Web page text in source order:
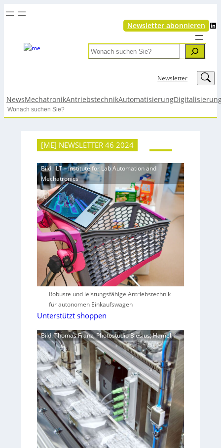
Newsletter abonnieren LinkedIn
Search
Newsletter LinkedIn
NewsMechatronikAntriebstechnikAutomatisierung
Search
[ME] NEWSLETTER 46 2024
Bild: ILT – Institute for Lab Automation and
Mechatronics
Robuste und leistungsfähige Antriebstechnik
für autonomen Einkaufswagen
Unterstützt shoppen
Bild: Thomas Franz, Photostudio Blesius, Hameln